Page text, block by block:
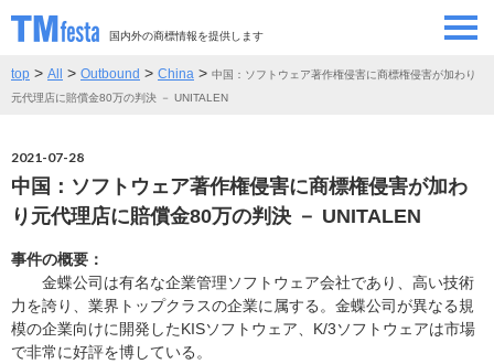
国内外の商標情報を提供します
SEMINAR/EVENT
CONTRIBUTORS 情報提供者
CONTACT お問い合わせ
top > All > Outbound > China > 中国：ソフトウェア著作権侵害に商標権侵害が加わり
元代理店に賠償金80万の判決 － UNITALEN
2021-07-28
中国：ソフトウェア著作権侵害に商標権侵害が加わ
り元代理店に賠償金80万の判決 － UNITALEN
事件の概要：
金蝶公司は有名な企業管理ソフトウェア会社であり、高い技術
力を誇り、業界トップクラスの企業に属する。金蝶公司が異なる規
模の企業向けに開発したKISソフトウェア、K/3ソフトウェアは市場
で非常に好評を博している。